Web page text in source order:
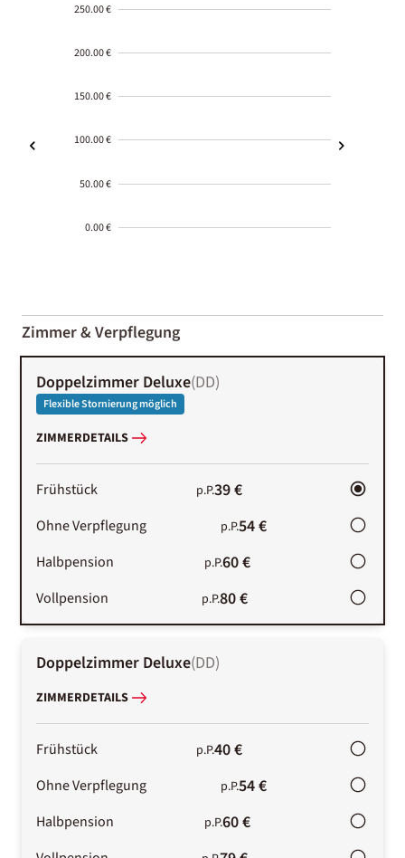
250.00 €
200.00 €
150.00 €
100.00 €
50.00 €
0.00 €
01-02
Zimmer & Verpflegung
Doppelzimmer Deluxe(DD)
Flexible Stornierung möglich
ZIMMERDETAILS
Frühstück p.P.39 €
Ohne Verpflegung p.P.54 €
Halbpension p.P.60 €
Vollpension p.P.80 €
Doppelzimmer Deluxe(DD)
ZIMMERDETAILS
Frühstück p.P.40 €
Ohne Verpflegung p.P.54 €
Halbpension p.P.60 €